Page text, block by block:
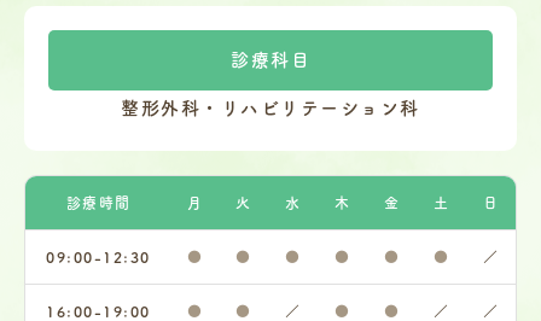
診療科目
整形外科・リハビリテーション科
診療時間 月 火 水 木 金 土 日
09:00-12:30 ● ● ● ● ● ● ／
16:00-19:00 ● ● ／ ● ● ／ ／